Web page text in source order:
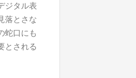
ジタル表
落とさな
蛇口にも
とされる